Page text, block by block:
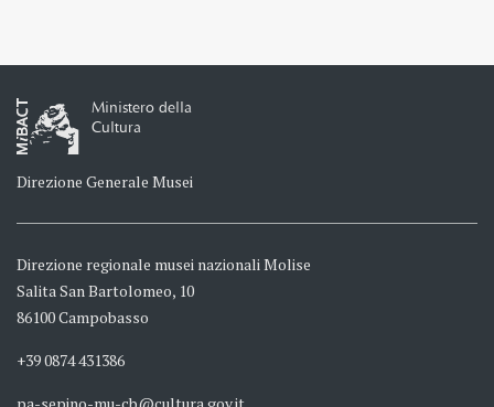
Ministero della
Cultura
Direzione Generale Musei
Direzione regionale musei nazionali Molise
Salita San Bartolomeo, 10
86100 Campobasso
+39 0874 431386